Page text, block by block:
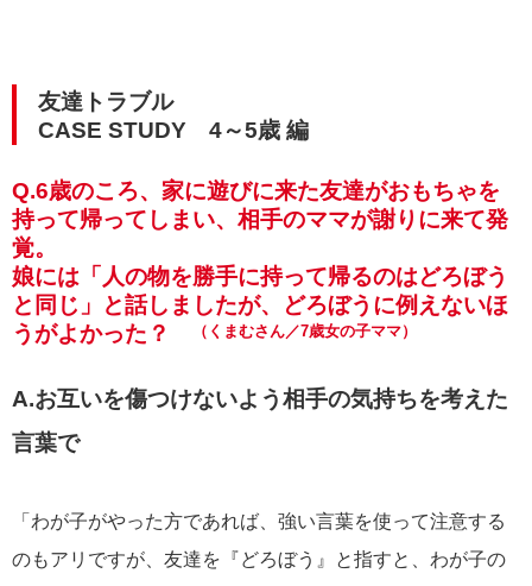
友達トラブル
CASE STUDY 4～5歳 編
Q.6歳のころ、家に遊びに来た友達がおもちゃを
持って帰ってしまい、相手のママが謝りに来て発
覚。
娘には「人の物を勝手に持って帰るのはどろぼう
と同じ」と話しましたが、どろぼうに例えないほ
うがよかった？
（くまむさん／7歳女の子ママ）
A.お互いを傷つけないよう相手の気持ちを考えた
言葉で
「わが子がやった方であれば、強い言葉を使って注意する
のもアリですが、友達を『どろぼう』と指すと、わが子の